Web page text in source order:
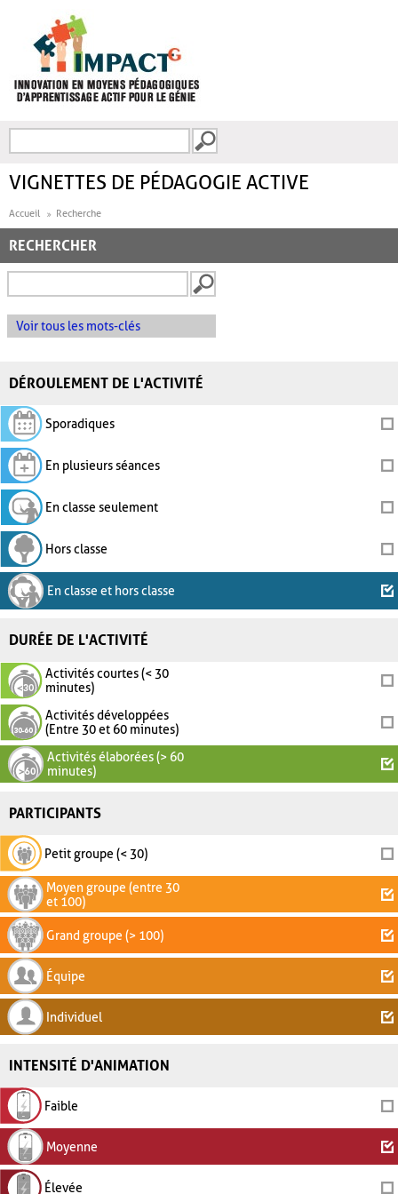
FORMULAIRE DE
VIGNETTES DE PÉDAGOGIE ACTIVE
Accueil Recherche
RECHERCHER
Voir tous les mots-clés
DÉROULEMENT DE L'ACTIVITÉ
Sporadiques
En plusieurs séances
En classe seulement
Hors classe
En classe et hors classe
DURÉE DE L'ACTIVITÉ
Activités courtes (< 30
minutes)
Activités développées
(Entre 30 et 60 minutes)
Activités élaborées (> 60
minutes)
PARTICIPANTS
Petit groupe (< 30)
Moyen groupe (entre 30
et 100)
Grand groupe (> 100)
Équipe
Individuel
INTENSITÉ D'ANIMATION
Faible
Moyenne
Élevée